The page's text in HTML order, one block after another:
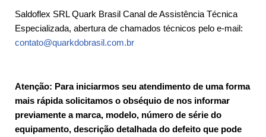
Saldoflex SRL Quark Brasil Canal de Assistência Técnica
Especializada, abertura de chamados técnicos pelo e-mail:
contato@quarkdobrasil.com.br
Atenção: Para iniciarmos seu atendimento de uma forma
mais rápida solicitamos o obséquio de nos informar
previamente a marca, modelo, número de série do
equipamento, descrição detalhada do defeito que pode